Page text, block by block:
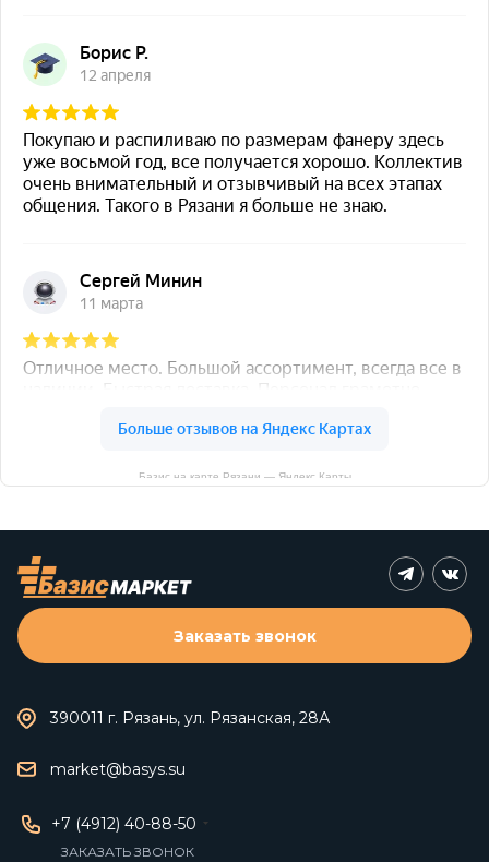
Базис на карте Рязани — Яндекс Карты
390011 г. Рязань, ул. Рязанская, 28А
market@basys.su
+7 (4912) 40-88-50
ЗАКАЗАТЬ ЗВОНОК
Заказать звонок